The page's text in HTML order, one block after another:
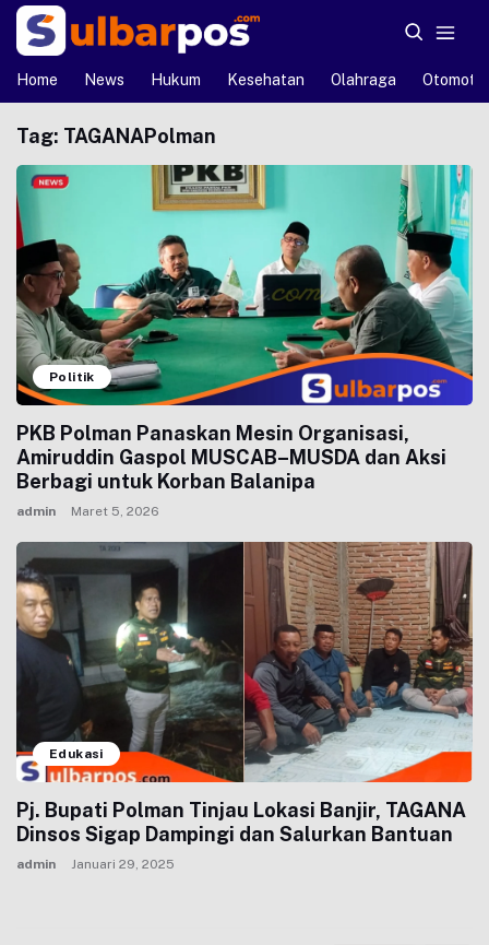
Home News Hukum Kesehatan Olahraga Otomotif
Tag: TAGANAPolman
Politik
PKB Polman Panaskan Mesin Organisasi,
Amiruddin Gaspol MUSCAB–MUSDA dan Aksi
Berbagi untuk Korban Balanipa
admin Maret 5, 2026
Edukasi
Pj. Bupati Polman Tinjau Lokasi Banjir, TAGANA
Dinsos Sigap Dampingi dan Salurkan Bantuan
admin Januari 29, 2025